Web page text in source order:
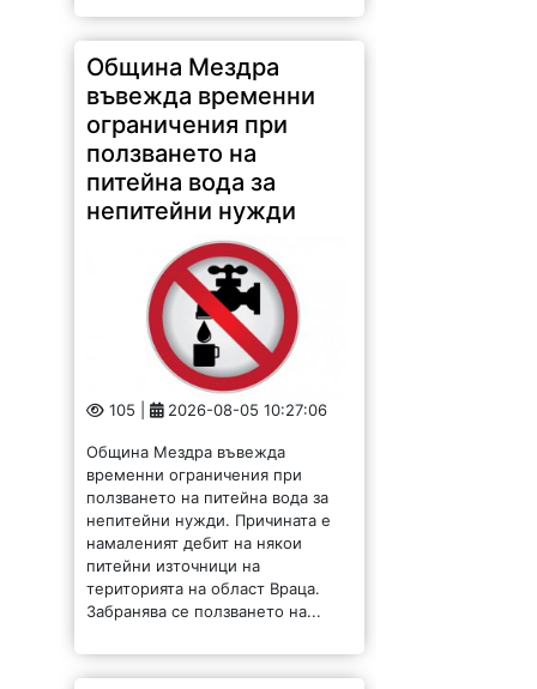
Община Мездра
въвежда временни
ограничения при
ползването на
питейна вода за
непитейни нужди
105 | 2026-08-05 10:27:06
Община Мездра въвежда
временни ограничения при
ползването на питейна вода за
непитейни нужди. Причината е
намаленият дебит на някои
питейни източници на
територията на област Враца.
Забранява се ползването на...